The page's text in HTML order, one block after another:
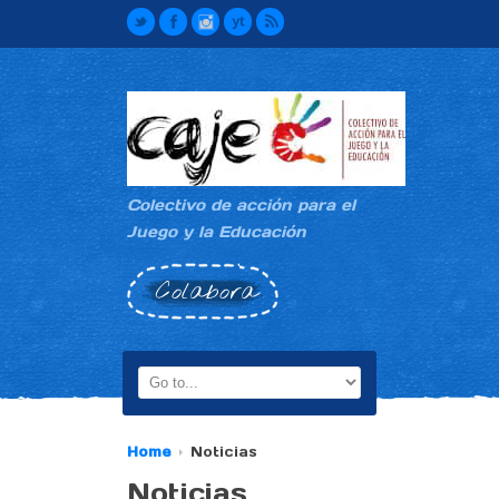
Colectivo de acción para el
Juego y la Educación
Colabora
Home Noticias